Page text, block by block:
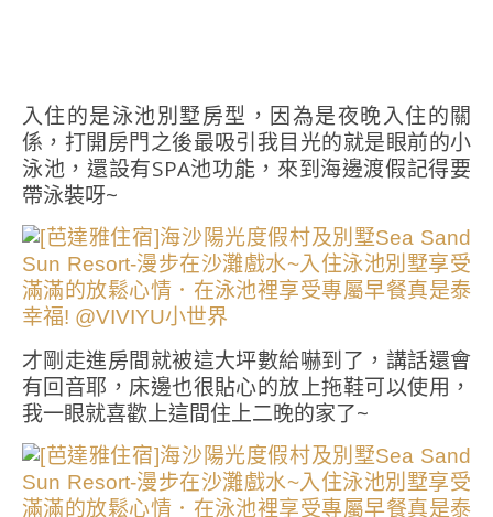
入住的是泳池別墅房型，因為是夜晚入住的關
係，打開房門之後最吸引我目光的就是眼前的小
泳池，還設有SPA池功能，來到海邊渡假記得要
帶泳裝呀~
才剛走進房間就被這大坪數給嚇到了，講話還會
有回音耶，床邊也很貼心的放上拖鞋可以使用，
我一眼就喜歡上這間住上二晚的家了~